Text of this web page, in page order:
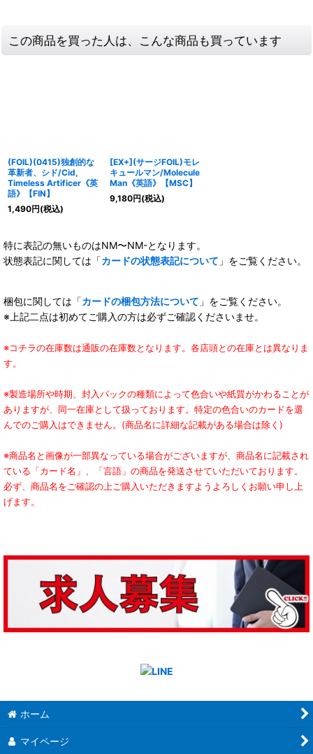
この商品を買った人は、こんな商品も買っています
(FOIL)(0415)独創的な
革新者、シド/Cid,
Timeless Artificer《英
語》【FIN】
1,490円(税込)
[EX+](サージFOIL)モレ
キュールマン/Molecule
Man《英語》【MSC】
9,180円(税込)
特に表記の無いものはNM〜NM-となります。
状態表記に関しては「カードの状態表記について 」をご覧ください。
梱包に関しては「カードの梱包方法について 」をご覧ください。
※上記二点は初めてご購入の方は必ずご確認くださいませ。
※コチラの在庫数は通販の在庫数となります。各店頭との在庫とは異なりま
す。
※製造場所や時期、封入パックの種類によって色合いや紙質がかわることが
ありますが、同一在庫として扱っております。特定の色合いのカードを選
んでのご購入はできません。(商品名に詳細な記載がある場合は除く)
※商品名と画像が一部異なっている場合がございますが、商品名に記載され
ている「カード名」、「言語」の商品を発送させていただいております。
必ず、商品名をご確認の上ご購入いただきますようよろしくお願い申し上
げます。
ホーム
マイページ